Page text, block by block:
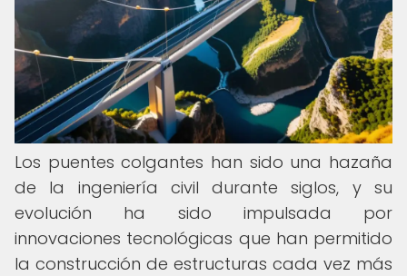
Los puentes colgantes han sido una hazaña
de la ingeniería civil durante siglos, y su
evolución ha sido impulsada por
innovaciones tecnológicas que han permitido
la construcción de estructuras cada vez más